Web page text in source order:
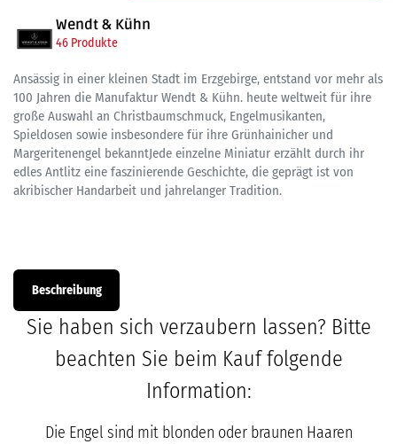
Wendt & Kühn
46 Produkte
Ansässig in einer kleinen Stadt im Erzgebirge, entstand vor mehr als
100 Jahren die Manufaktur Wendt & Kühn. heute weltweit für ihre
große Auswahl an Christbaumschmuck, Engelmusikanten,
Spieldosen sowie insbesondere für ihre Grünhainicher und
Margeritenengel bekanntJede einzelne Miniatur erzählt durch ihr
edles Antlitz eine faszinierende Geschichte, die geprägt ist von
akribischer Handarbeit und jahrelanger Tradition.
Beschreibung
Sie haben sich verzaubern lassen? Bitte
beachten Sie beim Kauf folgende
Information:
Die Engel sind mit blonden oder braunen Haaren